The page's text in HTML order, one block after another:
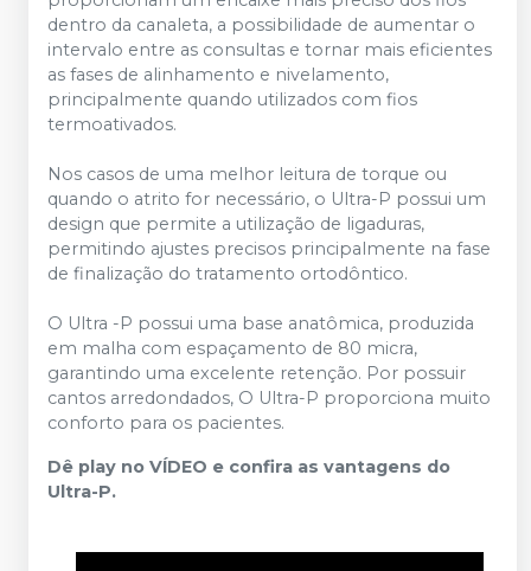
dentro da canaleta, a possibilidade de aumentar o
intervalo entre as consultas e tornar mais eficientes
as fases de alinhamento e nivelamento,
principalmente quando utilizados com fios
termoativados.
Nos casos de uma melhor leitura de torque ou
quando o atrito for necessário, o Ultra-P possui um
design que permite a utilização de ligaduras,
permitindo ajustes precisos principalmente na fase
de finalização do tratamento ortodôntico.
O Ultra -P possui uma base anatômica, produzida
em malha com espaçamento de 80 micra,
garantindo uma excelente retenção. Por possuir
cantos arredondados, O Ultra-P proporciona muito
conforto para os pacientes.
Dê play no VÍDEO e confira as vantagens do
Ultra-P.